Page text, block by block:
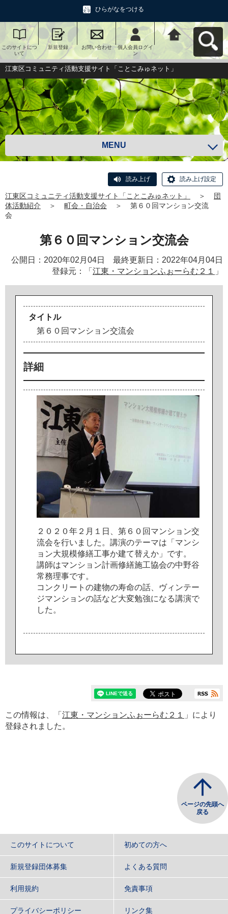
ひらがなをつける
このサイトにつ
いて
新規登録 お問い合わせ
個人会員ログイ
ン
江東区コミュニ
ティ活動支援サ
イト「ことこみ
ゅネット」へ戻
る
江東区コミュニティ活動支援サイト「ことこみゅネット」
MENU
読み上げ 読み上げ設定
江東区コミュニティ活動支援サイト「ことこみゅネット」 ＞
団
体活動紹介
＞ 町会・自治会 ＞
第６０回マンション交流
会
第６０回マンション交流会
公開日：2020年02月04日 最終更新日：2022年04月04日
登録元：「 江東・マンションふぉーらむ２１ 」
タイトル
第 ６ ０ 回 マンシ ョ ン交流会
詳細
２ ０ ２ ０年 ２ 月 １ 日 第 ６ ０ 回 マンシ ョ ン交
流会を行い ま した 。 講演のテーマは 「 マンシ
ョ ン大規模修繕工事か建て替え か 」 です。
講師はマンシ ョ ン計画修繕施工協会の中野谷
常務理事です。
コ ンク リ ー ト の建物の寿命の話 ヴィ ンテー
ジマンシ ョ ンの話など大変勉強になる講演で
した 。
この情報は、「 江東・マンションふぉーらむ２１
」により
登録されました。
ページの先頭へ
戻る
このサイトについて 初めての方へ
新規登録団体募集 よくある質問
利用規約 免責事項
プライバシーポリシー リンク集